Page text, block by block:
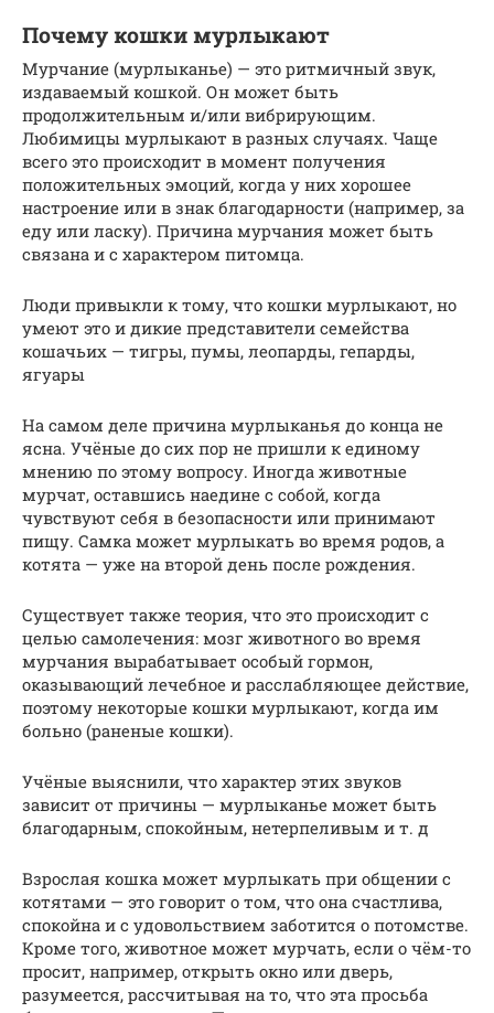
Почему кошки мурлыкают
Мурчание (мурлыканье) — это ритмичный звук,
издаваемый кошкой. Он может быть
продолжительным и/или вибрирующим.
Любимицы мурлыкают в разных случаях. Чаще
всего это происходит в момент получения
положительных эмоций, когда у них хорошее
настроение или в знак благодарности (например, за
еду или ласку). Причина мурчания может быть
связана и с характером питомца.
Люди привыкли к тому, что кошки мурлыкают, но
умеют это и дикие представители семейства
кошачьих — тигры, пумы, леопарды, гепарды,
ягуары
На самом деле причина мурлыканья до конца не
ясна. Учёные до сих пор не пришли к единому
мнению по этому вопросу. Иногда животные
мурчат, оставшись наедине с собой, когда
чувствуют себя в безопасности или принимают
пищу. Самка может мурлыкать во время родов, а
котята — уже на второй день после рождения.
Существует также теория, что это происходит с
целью самолечения: мозг животного во время
мурчания вырабатывает особый гормон,
оказывающий лечебное и расслабляющее действие,
поэтому некоторые кошки мурлыкают, когда им
больно (раненые кошки).
Учёные выяснили, что характер этих звуков
зависит от причины — мурлыканье может быть
благодарным, спокойным, нетерпеливым и т. д
Взрослая кошка может мурлыкать при общении с
котятами — это говорит о том, что она счастлива,
спокойна и с удовольствием заботится о потомстве.
Кроме того, животное может мурчать, если о чём-то
просит, например, открыть окно или дверь,
разумеется, рассчитывая на то, что эта просьба